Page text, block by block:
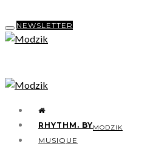
NEWSLETTER
RHYTHM. BYMODZIK
MUSIQUE